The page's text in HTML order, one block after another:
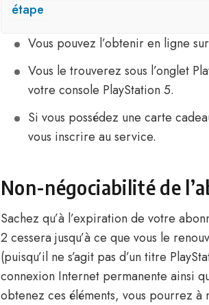
étape
Vous pouvez l’obtenir en ligne
Vous le trouverez sous l’onglet
votre console PlayStation 5.
Si vous possédez une carte
vous inscrire au service.
Non-négociabilité de
Sachez qu’à l’expiration de votre
2 cessera jusqu’à ce que vous le
(puisqu’il ne s’agit pas d’un titre
connexion Internet permanente ainsi
obtenez ces éléments, vous pourrez à